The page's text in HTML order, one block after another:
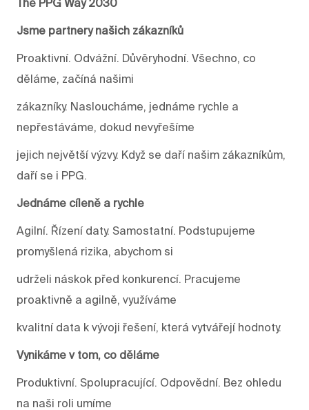
The PPG Way 2030
Jsme partnery našich zákazníků
Proaktivní. Odvážní. Důvěryhodní. Všechno, co
děláme, začíná našimi
zákazníky. Nasloucháme, jednáme rychle a
nepřestáváme, dokud nevyřešíme
jejich největší výzvy. Když se daří našim zákazníkům,
daří se i PPG.
Jednáme cíleně a rychle
Agilní. Řízení daty. Samostatní. Podstupujeme
promyšlená rizika, abychom si
udrželi náskok před konkurencí. Pracujeme
proaktivně a agilně, využíváme
kvalitní data k vývoji řešení, která vytvářejí hodnoty.
Vynikáme v tom, co děláme
Produktivní. Spolupracující. Odpovědní. Bez ohledu
na naši roli umíme